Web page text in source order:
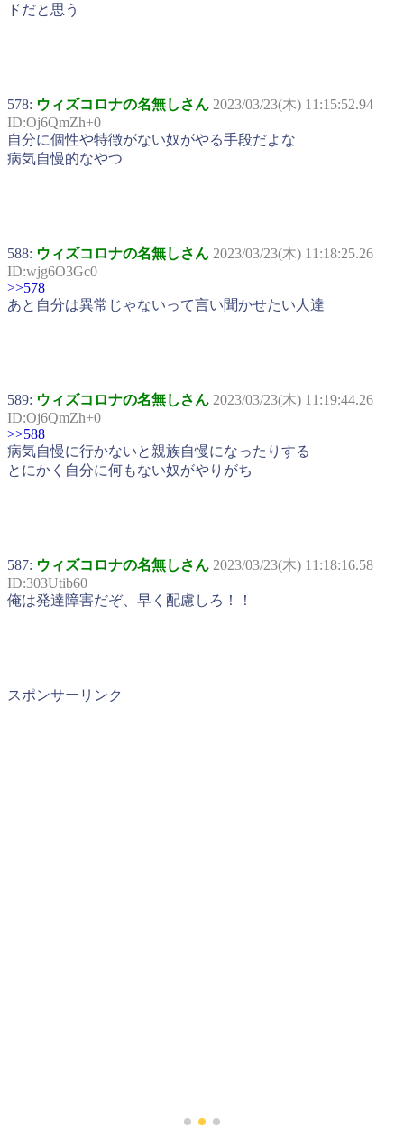
ドだと思う
578: ウィズコロナの名無しさん 2023/03/23(木) 11:15:52.94
ID:Oj6QmZh+0
自分に個性や特徴がない奴がやる手段だよな
病気自慢的なやつ
588: ウィズコロナの名無しさん 2023/03/23(木) 11:18:25.26
ID:wjg6O3Gc0
>>578
あと自分は異常じゃないって言い聞かせたい人達
589: ウィズコロナの名無しさん 2023/03/23(木) 11:19:44.26
ID:Oj6QmZh+0
>>588
病気自慢に行かないと親族自慢になったりする
とにかく自分に何もない奴がやりがち
587: ウィズコロナの名無しさん 2023/03/23(木) 11:18:16.58
ID:303Utib60
俺は発達障害だぞ、早く配慮しろ！！
スポンサーリンク